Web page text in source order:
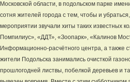
Московской области, в подольском парке
сотня жителей города с тем, чтобы и
мероприятии звучали хиты таких известных
Помпилиус», «ДДТ», «Зоопарк», «Калинов
Информационно-расчётного центра, а также
жители Подольска занимались очисткой
прошлогодней листвы, побелкой деревьев и